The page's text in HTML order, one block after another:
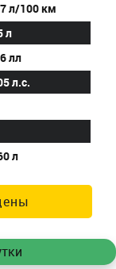
л/100 км
л
лл
л.с.
л